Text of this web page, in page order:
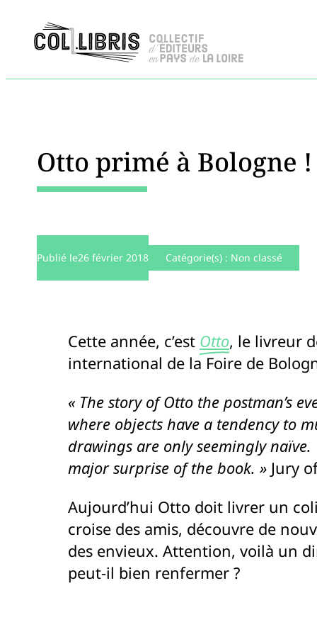
Otto primé à Bologne !
Publié le26 février 2018 Catégorie(s) : Non classé
Cette année, c’est Otto, le livreur
international de la Foire de
« The story of Otto the postman’s
where objects have a tendency to
drawings are only seemingly
major surprise of the book. » Jury
Aujourd’hui Otto doit livrer un
croise des amis, découvre de
des envieux. Attention, voilà un
peut-il bien renfermer ?